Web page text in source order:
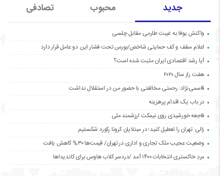
جدید محبوب تصادفی
واکنش یوفا به غیبت طارمی مقابل چلسی
اعلام سقف و کف حمایتی شاخص/بورس تحت فشار این دو عامل قرار دارد
آیا رشد اقتصادی ایران مثبت شده است؟
هفت راز سال ۲۰۲۰
قاسمی‌نژاد: رحمتی مخالفتی با حضور من در استقلال نداشت
در باب یک اقدام پرهزینه
فاجعه خورشیدی روی نیمکت ارزشمند ملی
زالی: تهران را تعطیل کنید؛ در مبتلایان کرونا رکورد شکستیم
وضعیت عجیب ملک تجاری و اداری در تهران/ قیمت‌ها ۳۰% کاهش یافت
مردِ خاکستری انتخابات ۱۴۰۰ آمد /دردسر کلاب هاوس برای کاندیداها